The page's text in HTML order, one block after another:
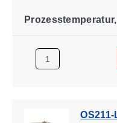
OS211-